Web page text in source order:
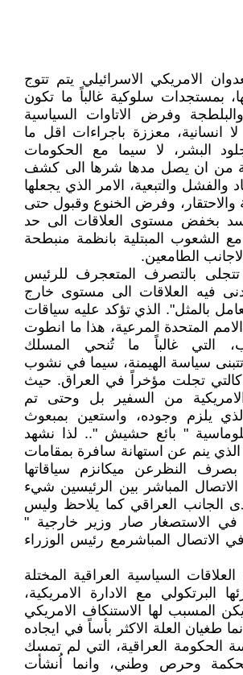
الامريكي الاسرائيلي يتم تتوج
بمستجدات سلوكية غالباً ما تكون
وفرض الاتاوات السياسية
انسانية، معززة باجراءات اقل ما
البشر، لا سيما مع الحكومات
من ان يصل مدها شرها الى كشف
والتبعية، الامر الذي يجعلها
والاحتقار، وفرض الخنوع وقبول حتى
بخفض مستوى العلاقات الى حد
مع الشعوب المبتلية بانظمة منبطحة
الطامعين.
بالتصرف المتعجرف للرئيس
فيه العلاقات الى مستوى خارج
بالمثل". الذي تؤكد عليه سياقات
الامم المتحدة المرعية، هذا ما انطوت
التي غالباً ما تُنحي المسلك
سياسة الهيمنة، سيما في نشوب
كالتي تجلت مؤخراً في العراق. حيث
من السفير بل وحتى تم
يلزم وجوده، واستعين بمبعوث
" بائع حشيش ".. لذا نشهد
الذي ينم عن استهانة سافرة بمقامات
بصرف النظرعن ميكانزم سياقاتها
الاتصال المباشر بين الرئيسين شيء
الجانب العراقي كما يلاحظ وليس
في الاستصغار صار وزير خارجية "
الاتصال المباشرمع رئيس الوزراء
السياسية العراقية المختلة
البرتكولي مع الادارة الامريكية،
المسبب لها الاستنكاف الامريكي
طغيان العلة الاكثر بأساً في ايجاده
الحكومة العراقية، التي لم تمسك
بحكمة وحرص وطني، وانما اُنشأت